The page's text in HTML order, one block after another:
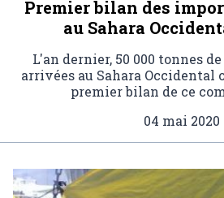
Premier bilan des
au Sahara
L'an dernier, 50 000 tonnes
arrivées au Sahara Occidental
premier bilan de ce
04 mai 2020